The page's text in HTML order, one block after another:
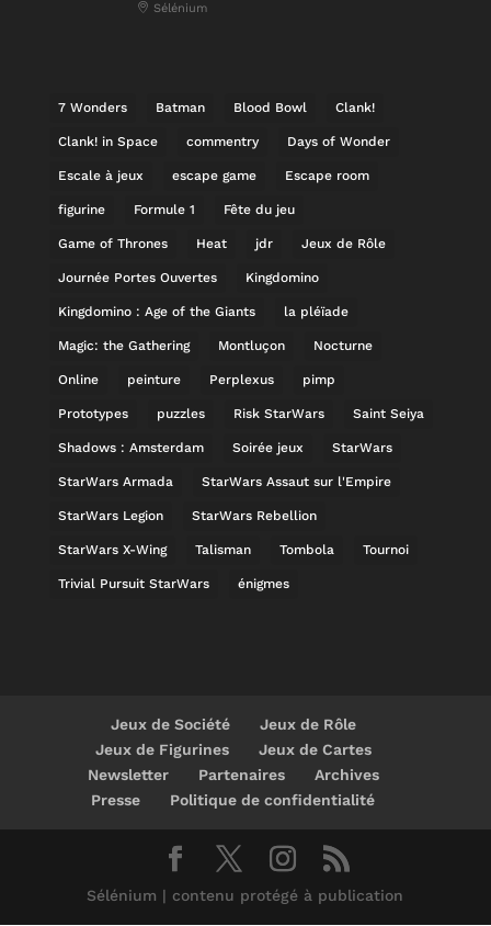
Sélénium
7 Wonders Batman Blood Bowl Clank!
Clank! in Space commentry Days of Wonder
Escale à jeux escape game Escape room
figurine Formule 1 Fête du jeu
Game of Thrones Heat jdr Jeux de Rôle
Journée Portes Ouvertes Kingdomino
Kingdomino : Age of the Giants la pléïade
Magic: the Gathering Montluçon Nocturne
Online peinture Perplexus pimp
Prototypes puzzles Risk StarWars Saint Seiya
Shadows : Amsterdam Soirée jeux StarWars
StarWars Armada StarWars Assaut sur l'Empire
StarWars Legion StarWars Rebellion
StarWars X-Wing Talisman Tombola Tournoi
Trivial Pursuit StarWars énigmes
Jeux de Société
Jeux de Rôle
Jeux de Figurines
Jeux de Cartes
Newsletter
Partenaires
Archives
Presse
Politique de confidentialité
Sélénium | contenu protégé à publication